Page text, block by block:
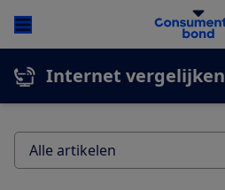
Internet vergelijken
Alle artikelen